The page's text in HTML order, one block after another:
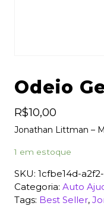
Odeio
R$10,00
Jonathan Littman –
1 em estoque
SKU: 1cfbe14d-
Categoria: Auto
Tags: Best Seller,